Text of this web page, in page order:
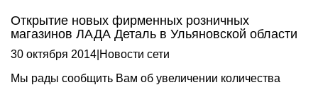
Открытие новых фирменных розничных
магазинов ЛАДА Деталь в Ульяновской области
30 октября 2014 Новости сети
Мы рады сообщить Вам об увеличении количества